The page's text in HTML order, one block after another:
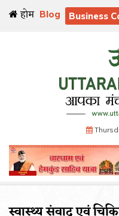
होम Blog Business